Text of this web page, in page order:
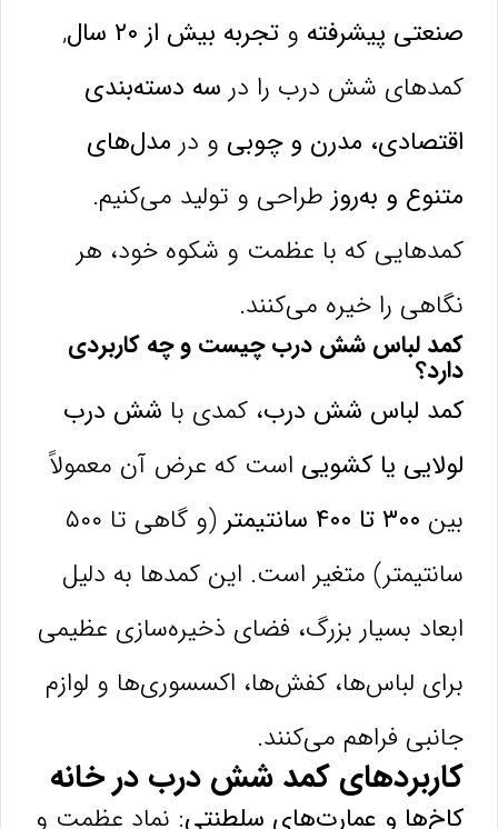
صنعتی پیشرفته و تجربه بیش از ۲۰ سال
,
کمدهای شش درب را در سه دسته‌بندی
اقتصادی، مدرن و چوبی و در مدل‌های
متنوع و به‌روز طراحی و تولید می‌کنیم.
کمدهایی که با عظمت و شکوه خود، هر
نگاهی را خیره می‌کنند.
کمد لباس شش درب چیست و چه کاربردی
دارد؟
کمد لباس شش درب، کمدی با شش درب
لولایی یا کشویی است که عرض آن معمولاً
بین ۳۰۰ تا ۴۰۰ سانتیمتر
(و گاهی تا ۵۰۰
سانتیمتر) متغیر است. این کمدها به دلیل
ابعاد بسیار بزرگ، فضای ذخیره‌سازی عظیمی
برای لباس‌ها، کفش‌ها، اکسسوری‌ها و لوازم
جانبی فراهم می‌کنند.
کاربردهای کمد شش درب در خانه
کاخ‌ها و عمارت‌های سلطنتی: نماد عظمت و